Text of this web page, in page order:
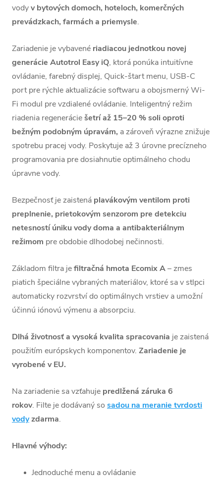
vodyv bytových domoch, hoteloch, komerčných
prevádzkach, farmách a priemysle.
Zariadenie je vybavené riadiacou jednotkou novej
generácie Autotrol Easy iQ, ktorá ponúka intuitívne
ovládanie, farebný displej, Quick-štart menu, USB-C
port pre rýchle aktualizácie softwaru a obojsmernýWi-
Fi modul pre vzdialené ovládanie. Inteligentný režim
riadenia regeneráciešetrí až 15–20 % soli oproti
bežným podobným úpravám, a zároveň výrazne znižuje
spotrebu pracej vody. Poskytuje až 3 úrovne precízneho
programovania pre dosiahnutie optimálneho chodu
úpravne vody.
Bezpečnosť je zaistená plavákovým ventilom proti
preplnenie, prietokovým senzorom pre detekciu
netesností úniku vody doma a antibakteriálnym
režimom pre obdobie dlhodobej nečinnosti.
Základom filtra jefiltračná hmota Ecomix A– zmes
piatich špeciálne vybraných materiálov, ktoré sa v stlpci
automaticky rozvrství do optimálnych vrstiev a umožní
účinnú iónovú výmenu a absorpciu.
Dlhá životnosť a vysoká kvalita spracovania je zaistená
použitím európskych komponentov. Zariadenie je
vyrobené v EU.
Na zariadenie sa vzťahuje predlžená záruka 6
rokov. Filte je dodávaný so sadou na meranie tvrdosti
vodyzdarma.
Hlavné výhody:
Jednoduché menu a ovládanie